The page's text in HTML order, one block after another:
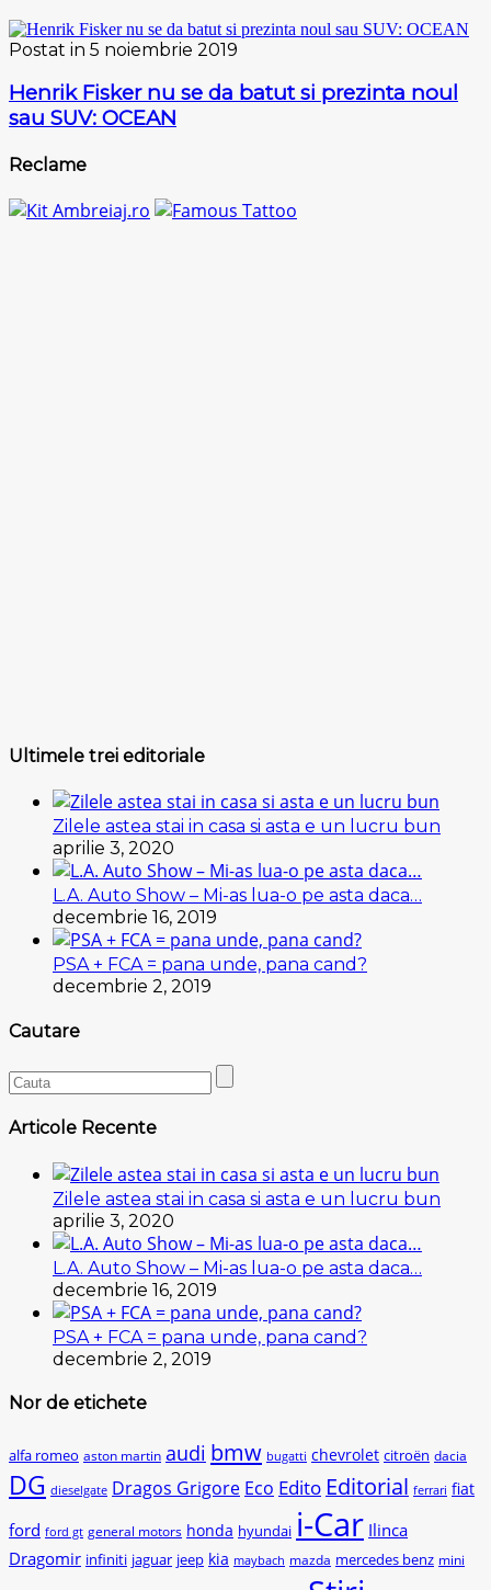
Postat in 5 noiembrie 2019
Henrik Fisker nu se da batut si prezinta noul
sau SUV: OCEAN
Reclame
Ultimele trei editoriale
Zilele astea stai in casa si asta e un lucru bun
aprilie 3, 2020
L.A. Auto Show – Mi-as lua-o pe asta daca…
decembrie 16, 2019
PSA + FCA = pana unde, pana cand?
decembrie 2, 2019
Cautare
Articole Recente
Zilele astea stai in casa si asta e un lucru bun
aprilie 3, 2020
L.A. Auto Show – Mi-as lua-o pe asta daca…
decembrie 16, 2019
PSA + FCA = pana unde, pana cand?
decembrie 2, 2019
Nor de etichete
alfa romeo aston martin audi bmw bugatti chevrolet citroën dacia
DG dieselgate Dragos Grigore Eco Edito Editorial ferrari fiat
ford ford gt general motors honda hyundai i-Car Ilinca
Dragomir infiniti jaguar jeep kia maybach mazda mercedes benz mini